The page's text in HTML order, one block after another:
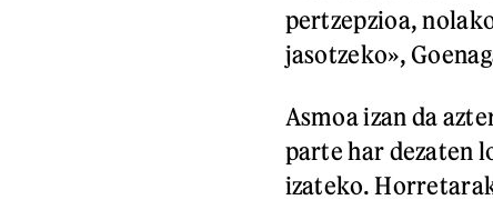
pertzepzioa,
jasotzeko»,
Asmoa izan da
parte har dezaten
izateko.